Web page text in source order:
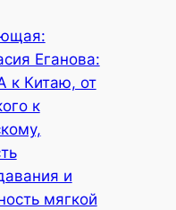
Еганова:
к Китаю, от
к
и
мягкой